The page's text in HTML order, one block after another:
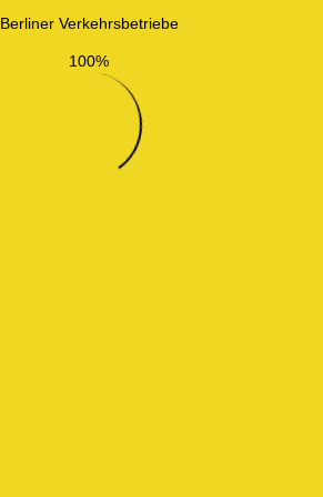
Berliner Verkehrsbetriebe
100%